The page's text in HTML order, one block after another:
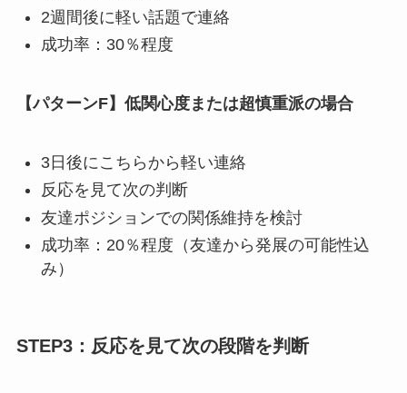
2週間後に軽い話題で連絡
成功率：30％程度
【パターンF】低関心度または超慎重派の場合
3日後にこちらから軽い連絡
反応を見て次の判断
友達ポジションでの関係維持を検討
成功率：20％程度（友達から発展の可能性込
み）
STEP3：反応を見て次の段階を判断